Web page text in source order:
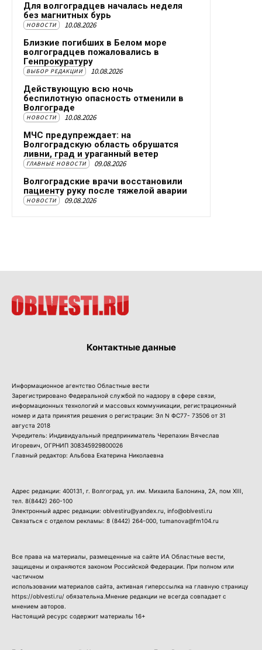
Для волгоградцев началась неделя
без магнитных бурь
НОВОСТИ 10.08.2026
Близкие погибших в Белом море
волгоградцев пожаловались в
Генпрокуратуру
ВЫБОР РЕДАКЦИИ 10.08.2026
Действующую всю ночь
беспилотную опасность отменили в
Волгограде
НОВОСТИ 10.08.2026
МЧС предупреждает: на
Волгоградскую область обрушатся
ливни, град и ураганный ветер
ГЛАВНЫЕ НОВОСТИ 09.08.2026
Волгоградские врачи восстановили
пациенту руку после тяжелой аварии
НОВОСТИ 09.08.2026
Контактные данные
Информационное агентство Областные вести
Зарегистрировано Федеральной службой по надзору в сфере связи,
информационных технологий и массовых коммуникации, регистрационный
номер и дата принятия решения о регистрации: Эл N ФС77- 73506 от 31
августа 2018
Учредитель: Индивидуальный предприниматель Черепахин Вячеслав
Игоревич, ОГРНИП 308345929800026
Главный редактор: Альбова Екатерина Николаевна
Адрес редакции: 400131, г. Волгоград, ул. им. Михаила Балонина, 2А, пом XIII,
тел. 8(8442) 260-100
Электронный адрес редакции: oblvestiru@yandex.ru, info@oblvesti.ru
Связаться с отделом рекламы: 8 (8442) 264-000 , tumanova@fm104.ru
Все права на материалы, размещенные на сайте ИА Областные вести,
защищены и охраняются законом Российской Федерации. При полном или
частичном
использовании материалов сайта, активная гиперссылка на главную страницу
https://oblvesti.ru/ обязательна.Мнение редакции не всегда совпадает с
мнением авторов.
Настоящий ресурс содержит материалы 16+